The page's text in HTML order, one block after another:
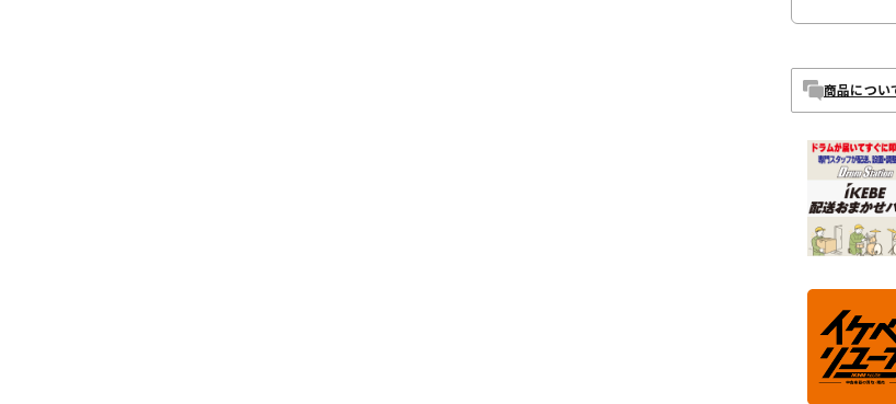
商品につい